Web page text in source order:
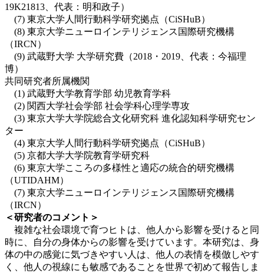
19K21813、代表：明和政子）
(7) 東京大学人間行動科学研究拠点（CiSHuB）
(8) 東京大学ニューロインテリジェンス国際研究機構
（IRCN）
(9) 武蔵野大学 大学研究費（2018・2019、代表：今福理
博）
共同研究者所属機関
(1) 武蔵野大学教育学部 幼児教育学科
(2) 関西大学社会学部 社会学科心理学専攻
(3) 東京大学大学院総合文化研究科 進化認知科学研究セン
ター
(4) 東京大学人間行動科学研究拠点（CiSHuB）
(5) 京都大学大学院教育学研究科
(6) 東京大学こころの多様性と適応の統合的研究機構
（UTIDAHM）
(7) 東京大学ニューロインテリジェンス国際研究機構
（IRCN）
＜研究者のコメント＞
複雑な社会環境で育つヒトは、他人から影響を受けると同
時に、自分の身体からの影響を受けています。本研究は、身
体の中の感覚に気づきやすい人は、他人の表情を模倣しやす
く、他人の視線にも敏感であることを世界で初めて報告しま